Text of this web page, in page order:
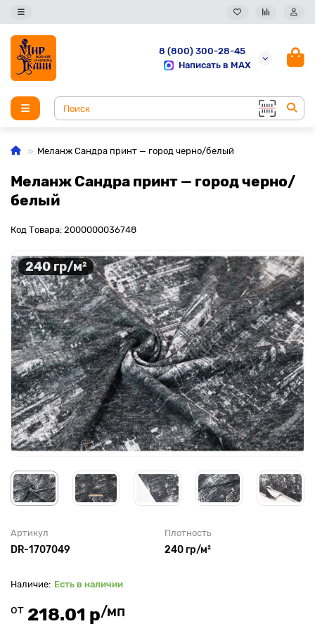
8 (800) 300-28-45
Написать в MAX
Меланж Сандра принт — город черно/белый
Меланж Сандра принт — город черно/
белый
Код Товара: 2000000036748
240 гр/м²
Артикул
DR-1707049
Плотность
240 гр/м²
Есть в наличии
от 218.01 р/мп